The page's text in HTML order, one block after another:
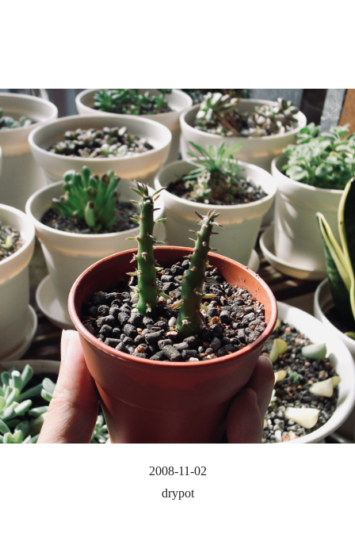
2008-11-02
drypot